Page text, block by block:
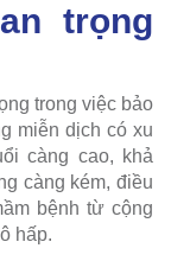
trọng
trong việc bảo
miễn dịch có xu
càng cao, khả
càng kém, điều
bệnh từ cộng
hấp.